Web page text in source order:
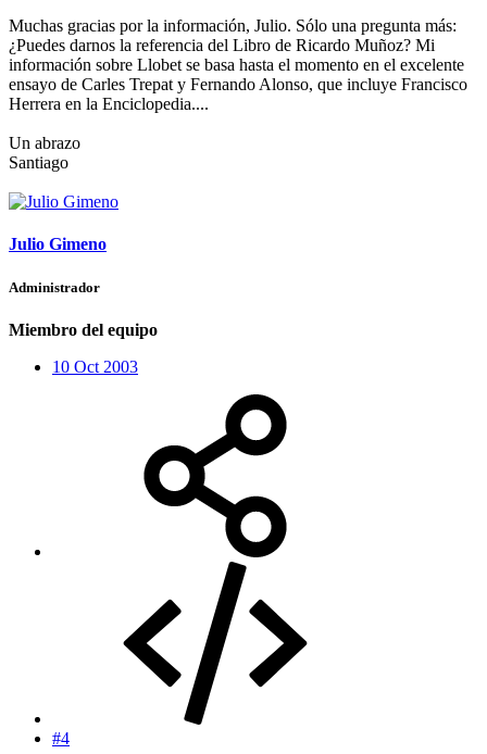
Muchas gracias por la información, Julio. Sólo una pregunta más:
¿Puedes darnos la referencia del Libro de Ricardo Muñoz? Mi
información sobre Llobet se basa hasta el momento en el excelente
ensayo de Carles Trepat y Fernando Alonso, que incluye Francisco
Herrera en la Enciclopedia....
Un abrazo
Santiago
Julio Gimeno
Administrador
Miembro del equipo
10 Oct 2003
#4